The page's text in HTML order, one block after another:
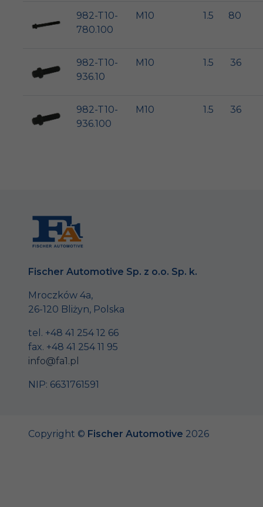
982-T10-
780.100
M10 1.5 80
982-T10-
936.10
M10 1.5 36
982-T10-
936.100
M10 1.5 36
Fischer Automotive Sp. z o.o. Sp. k.
Mroczków 4a,
26-120 Bliżyn, Polska
tel. +48 41 254 12 66
fax. +48 41 254 11 95
info@fa1.pl
NIP: 6631761591
Copyright © Fischer Automotive 2026